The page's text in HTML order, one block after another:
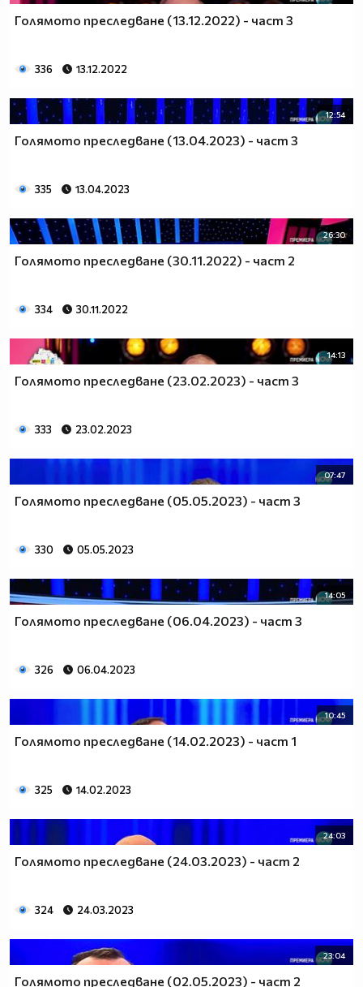
Голямото преследване (13.12.2022) - част 3
336 13.12.2022
12:54
Голямото преследване (13.04.2023) - част 3
335 13.04.2023
26:30
Голямото преследване (30.11.2022) - част 2
334 30.11.2022
14:13
Голямото преследване (23.02.2023) - част 3
333 23.02.2023
07:47
Голямото преследване (05.05.2023) - част 3
330 05.05.2023
14:05
Голямото преследване (06.04.2023) - част 3
326 06.04.2023
10:45
Голямото преследване (14.02.2023) - част 1
325 14.02.2023
24:03
Голямото преследване (24.03.2023) - част 2
324 24.03.2023
23:04
Голямото преследване (02.05.2023) - част 2